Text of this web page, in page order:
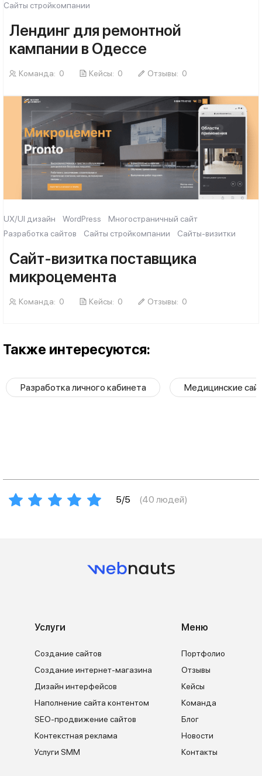
Сайты стройкомпании
Лендинг для ремонтной
кампании в Одессе
Команда: 0 Кейсы: 0 Отзывы: 0
UX/UI дизайн WordPress
Многостраничный сайт
Разработка сайтов
Сайты стройкомпании Сайты-визитки
Сайт-визитка поставщика
микроцемента
Команда: 0 Кейсы: 0 Отзывы: 0
Также интересуются:
Разработка личного кабинета Медицинские
5/5 (40 людей)
Услуги
Создание сайтов
Создание интернет-магазина
Дизайн интерфейсов
Наполнение сайта контентом
SEO-продвижение сайтов
Контекстная реклама
Услуги SMM
Меню
Портфолио
Отзывы
Кейсы
Команда
Блог
Новости
Контакты